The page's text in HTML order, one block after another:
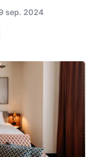
sep. 2024